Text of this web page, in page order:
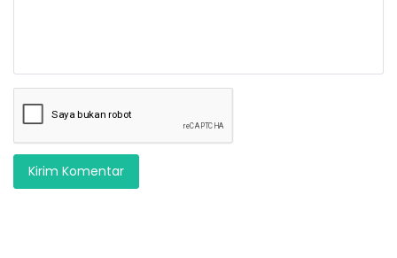
Kirim Komentar